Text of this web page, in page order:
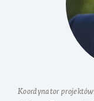
Koordynator projektów